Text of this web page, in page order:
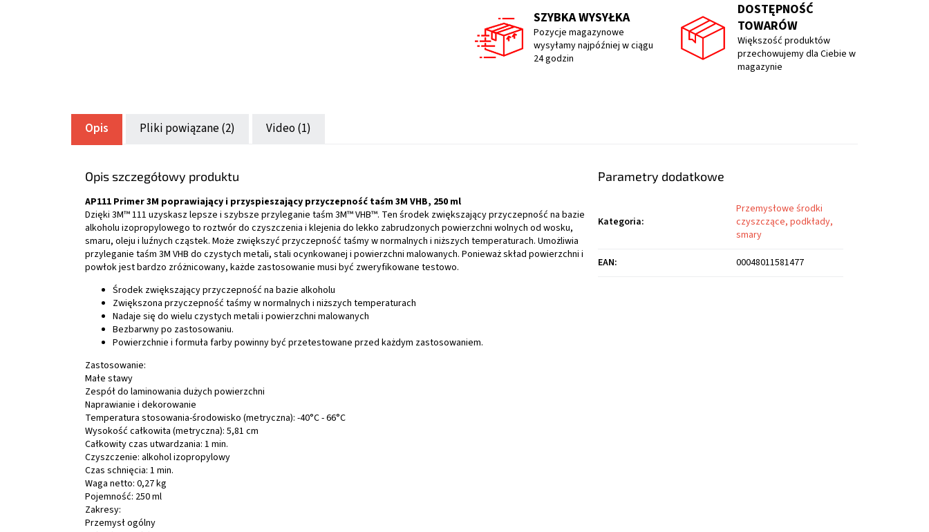
SZYBKA WYSYŁKA
Pozycje magazynowe
wysyłamy najpóźniej w ciągu
24 godzin
DOSTĘPNOŚĆ
TOWARÓW
Większość produktów
przechowujemy dla Ciebie w
magazynie
Opis Pliki powiązane (2) Video (1)
Opis szczegółowy produktu
AP111 Primer 3M poprawiający i przyspieszający przyczepność taśm 3M VHB, 250 ml
Dzięki 3M™ 111 uzyskasz lepsze i szybsze przyleganie taśm 3M™ VHB™. Ten środek zwiększający przyczepność na bazie
alkoholu izopropylowego to roztwór do czyszczenia i klejenia do lekko zabrudzonych powierzchni wolnych od wosku,
smaru, oleju i luźnych cząstek. Może zwiększyć przyczepność taśmy w normalnych i niższych temperaturach. Umożliwia
przyleganie taśm 3M VHB do czystych metali, stali ocynkowanej i powierzchni malowanych. Ponieważ skład powierzchni i
powłok jest bardzo zróżnicowany, każde zastosowanie musi być zweryfikowane testowo.
Środek zwiększający przyczepność na bazie alkoholu
Zwiększona przyczepność taśmy w normalnych i niższych temperaturach
Nadaje się do wielu czystych metali i powierzchni malowanych
Bezbarwny po zastosowaniu.
Powierzchnie i formuła farby powinny być przetestowane przed każdym zastosowaniem.
Zastosowanie:
Małe stawy
Zespół do laminowania dużych powierzchni
Naprawianie i dekorowanie
Temperatura stosowania-środowisko (metryczna): -40°C - 66°C
Wysokość całkowita (metryczna): 5,81 cm
Całkowity czas utwardzania: 1 min.
Czyszczenie: alkohol izopropylowy
Czas schnięcia: 1 min.
Waga netto: 0,27 kg
Pojemność: 250 ml
Zakresy:
Przemysł ogólny
Parametry dodatkowe
Kategoria:
Przemysłowe środki
czyszczące, podkłady,
smary
EAN: 00048011581477